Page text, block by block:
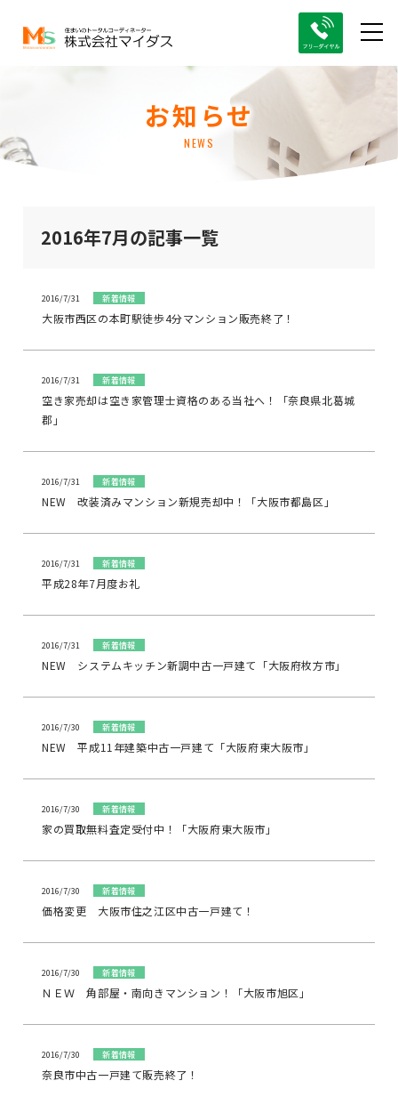
お知らせ
NEWS
2016年7月の記事一覧
2016/7/31 新着情報
大阪市西区の本町駅徒歩4分マンション販売終了！
2016/7/31 新着情報
空き家売却は空き家管理士資格のある当社へ！「奈良県北葛城
郡」
2016/7/31 新着情報
NEW 改装済みマンション新規売却中！「大阪市都島区」
2016/7/31 新着情報
平成28年7月度お礼
2016/7/31 新着情報
NEW システムキッチン新調中古一戸建て「大阪府枚方市」
2016/7/30 新着情報
NEW 平成11年建築中古一戸建て「大阪府東大阪市」
2016/7/30 新着情報
家の買取無料査定受付中！「大阪府東大阪市」
2016/7/30 新着情報
価格変更 大阪市住之江区中古一戸建て！
2016/7/30 新着情報
ＮＥＷ 角部屋・南向きマンション！「大阪市旭区」
2016/7/30 新着情報
奈良市中古一戸建て販売終了！